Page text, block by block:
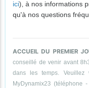
ici), à nos informations
qu'à nos questions
ACCUEIL DU PREMIER
conseillé de venir avant
dans les temps. Veuillez
MyDynamix23 (téléphone